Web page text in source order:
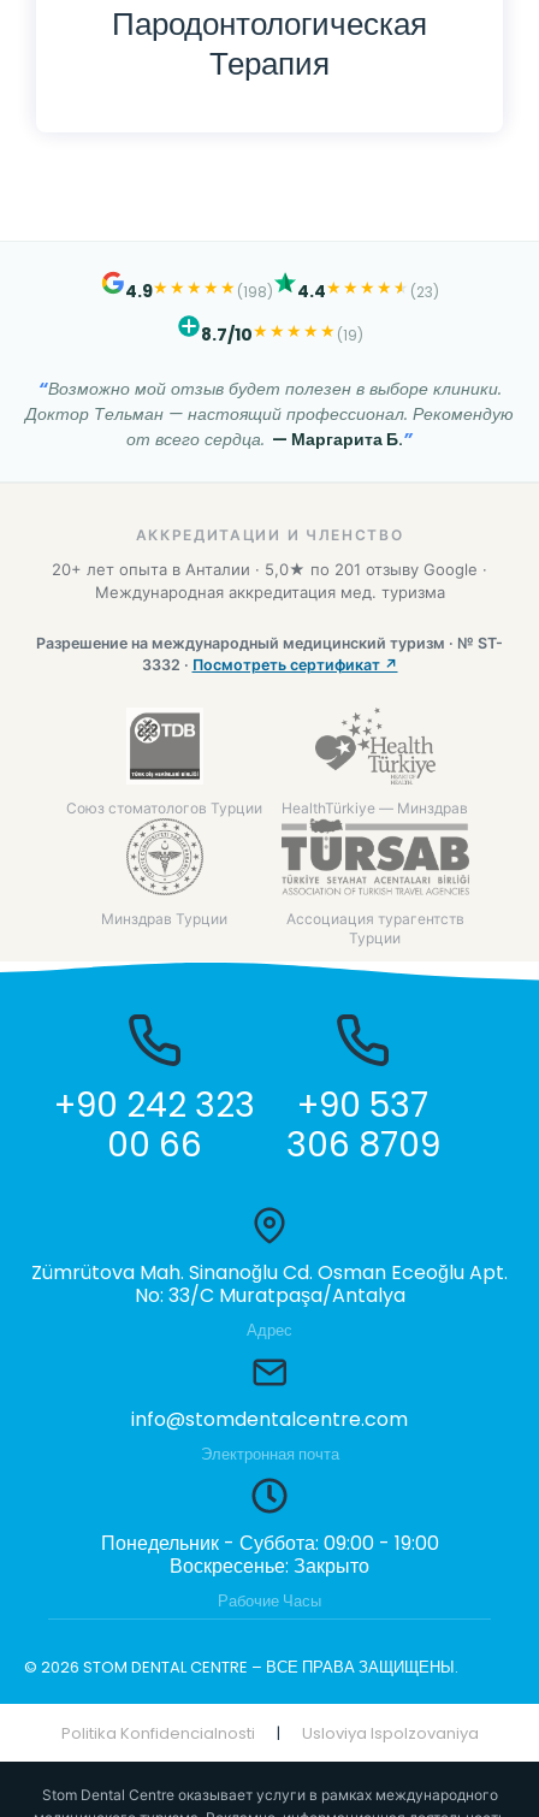
Пародонтологическая
Терапия
4.9★★★★★(198) 4.4★★★★★
★ (23)
8.7/10★★★★★(19)
Возможно мой отзыв будет полезен в выборе клиники.
Доктор Тельман — настоящий профессионал. Рекомендую
от всего сердца. — Маргарита Б.
АККРЕДИТАЦИИ И ЧЛЕНСТВО
20+ лет опыта в Анталии · 5,0★ по 201 отзыву Google ·
Международная аккредитация мед. туризма
Разрешение на международный медицинский туризм · № ST-
3332 · Посмотреть сертификат ↗
Союз стоматологов Турции HealthTürkiye — Минздрав
Минздрав Турции
Ассоциация турагентств
Турции
+90 242 323
00 66
+90 537
306 8709
Zümrütova Mah. Sinanoğlu Cd. Osman Eceoğlu Apt.
No: 33/C Muratpaşa/Antalya
Адрес
info@stomdentalcentre.com
Электронная почта
Понедельник - Суббота: 09:00 - 19:00
Воскресенье: Закрыто
Рабочие Часы
© 2026 STOM DENTAL CENTRE – ВСЕ ПРАВА ЗАЩИЩЕНЫ.
Politika Konfidencialnosti | Usloviya Ispolzovaniya
Stom Dental Centre оказывает услуги в рамках международного